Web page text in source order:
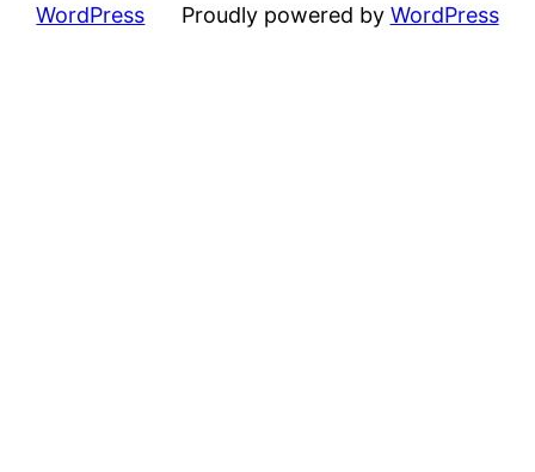
WordPress Proudly powered by WordPress